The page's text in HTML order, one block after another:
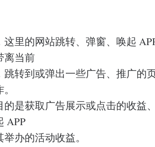
这里的网站跳转、弹窗、唤起
离当前
跳转到或弹出一些广告、推广的
的是获取广告展示或点击的收益
APP
办的活动收益。